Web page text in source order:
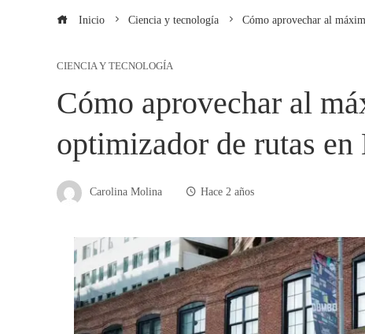
Inicio Ciencia y tecnología Cómo aprovechar al
CIENCIA Y TECNOLOGÍA
Cómo aprovechar al
optimizador de rutas en
Carolina Molina Hace 2 años